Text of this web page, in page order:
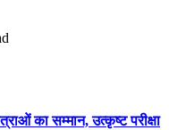
का सम्मान, उत्कृष्ट परीक्षा